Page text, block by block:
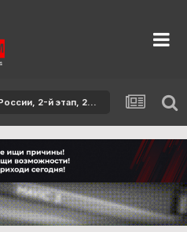
Кубок России, 2-й этап, 2016